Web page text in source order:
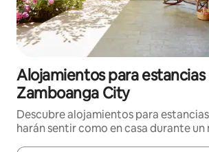
Alojamientos para estancias
Zamboanga City
Descubre alojamientos para
harán sentir como en casa durante un